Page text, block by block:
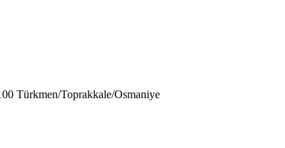
Türkmen/Toprakkale/Osmaniye